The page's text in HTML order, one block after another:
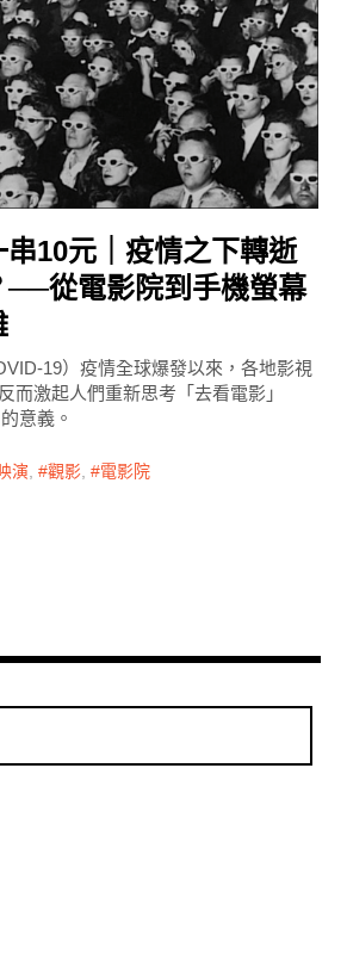
串10元｜疫情之下轉逝
──從電影院到手機螢幕
19）疫情全球爆發以來，各地影視
而激起人們重新思考「去看電影」
意義。
演, 觀影, 電影院